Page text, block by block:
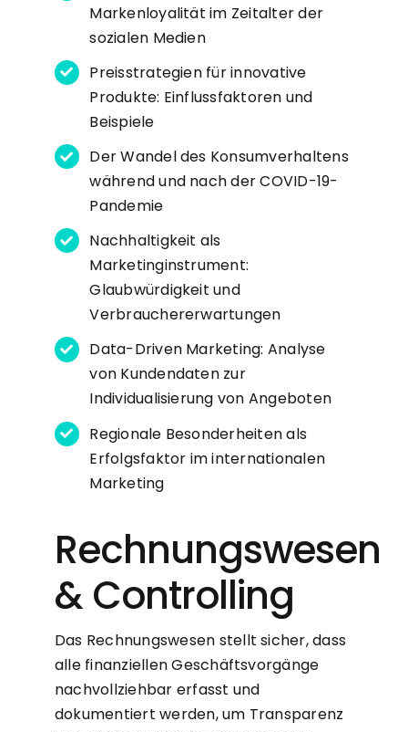
Markenloyalität im Zeitalter der
sozialen Medien
Preisstrategien für innovative
Produkte: Einflussfaktoren und
Beispiele
Der Wandel des Konsumverhaltens
während und nach der COVID-19-
Pandemie
Nachhaltigkeit als
Marketinginstrument:
Glaubwürdigkeit und
Verbrauchererwartungen
Data-Driven Marketing: Analyse
von Kundendaten zur
Individualisierung von Angeboten
Regionale Besonderheiten als
Erfolgsfaktor im internationalen
Marketing
Rechnungswesen
& Controlling
Das Rechnungswesen stellt sicher, dass
alle finanziellen Geschäftsvorgänge
nachvollziehbar erfasst und
dokumentiert werden, um Transparenz